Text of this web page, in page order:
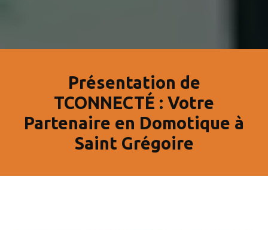
Présentation de
TCONNECTÉ : Votre
Partenaire en Domotique à
Saint Grégoire